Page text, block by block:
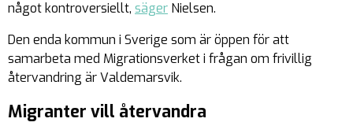
något kontroversiellt, säger Nielsen.
Den enda kommun i Sverige som är öppen för att
samarbeta med Migrationsverket i frågan om frivillig
återvandring är Valdemarsvik.
Migranter vill återvandra